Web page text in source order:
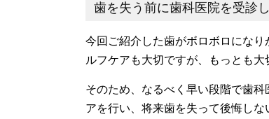
歯を失う前に歯科医院を受診
今回ご紹介した歯がボロボロにな
ルフケアも大切ですが、もっとも大
そのため、なるべく早い段階で歯
アを行い、将来歯を失って後悔しな